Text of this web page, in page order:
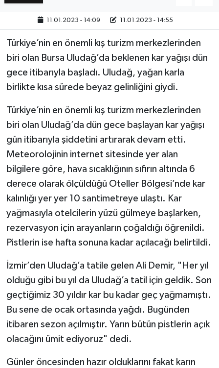
11.01.2023 - 14:09 11.01.2023 - 14:55
Türkiye’nin en önemli kış turizm merkezlerinden
biri olan Bursa Uludağ’da beklenen kar yağışı dün
gece itibarıyla başladı. Uludağ, yağan karla
birlikte kısa sürede beyaz gelinliğini giydi.
Türkiye’nin en önemli kış turizm merkezlerinden
biri olan Uludağ’da dün gece başlayan kar yağışı
gün itibarıyla şiddetini artırarak devam etti.
Meteorolojinin internet sitesinde yer alan
bilgilere göre, hava sıcaklığının sıfırın altında 6
derece olarak ölçüldüğü Oteller Bölgesi’nde kar
kalınlığı yer yer 10 santimetreye ulaştı. Kar
yağmasıyla otelcilerin yüzü gülmeye başlarken,
rezervasyon için arayanların çoğaldığı öğrenildi.
Pistlerin ise hafta sonuna kadar açılacağı belirtildi.
İzmir’den Uludağ’a tatile gelen Ali Demir, "Her yıl
olduğu gibi bu yıl da Uludağ’a tatil için geldik. Son
geçtiğimiz 30 yıldır kar bu kadar geç yağmamıştı.
Bu sene de ocak ortasında yağdı. Bugünden
itibaren sezon açılmıştır. Yarın bütün pistlerin açık
olacağını ümit ediyoruz" dedi.
Günler öncesinden hazır olduklarını fakat karın